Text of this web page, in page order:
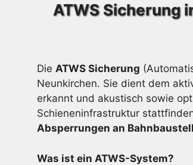
ATWS Sicherung
Die ATWS Sicherung
Neunkirchen. Sie dient dem
erkannt und akustisch sowie
Schieneninfrastruktur
Absperrungen an
Was ist ein ATWS-System?